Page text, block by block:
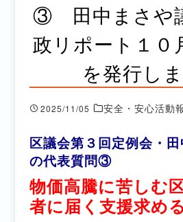
③ 田中まさや
政リポート１０
を発行し
2025/11/05 安全・安心活動
区議会第３回定例会・
の代表質問③
物価高騰に苦しむ
者に届く支援求める